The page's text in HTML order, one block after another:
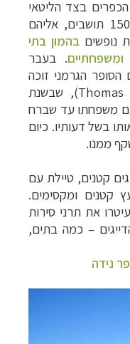
בצד הליטאי
של הרצועה, ומתגוררים בו כ- 1500 תושבים, אליהם
נופשים בהמון בתי
. בעבר
הגרמני זוכה
Thomas), שבשנת
עם משפחתו עד שברח
בשל דעותיו. כיום
ממנו.
קטנים, טיילת עם
קטנים ומקסימים.
את תרני סירות
– כמה בתים,
נידה